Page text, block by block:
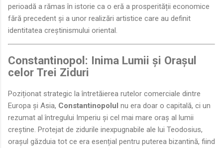
perioadă a rămas în istorie ca o eră a prosperității economice
fără precedent și a unor realizări artistice care au definit
identitatea creștinismului oriental.
Constantinopol: Inima Lumii și Orașul
celor Trei Ziduri
Poziționat strategic la întretăierea rutelor comerciale dintre
Europa și Asia, Constantinopolul nu era doar o capitală, ci un
rezumat al întregului Imperiu și cel mai mare oraș al lumii
creștine. Protejat de zidurile inexpugnabile ale lui Teodosius,
orașul găzduia tot ce era esențial pentru puterea bizantină, fiind